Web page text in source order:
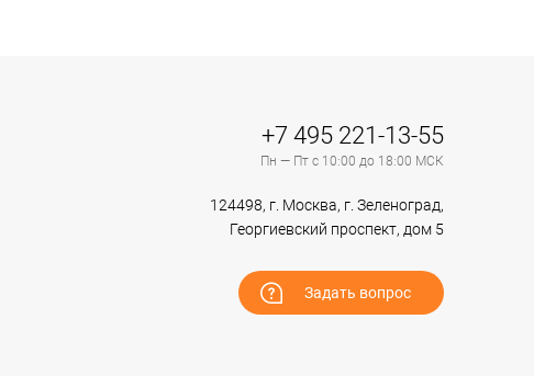
+7 495 221-13-55
Пн — Пт с 10:00 до 18:00 МСК
124498, г. Москва, г. Зеленоград,
Георгиевский проспект, дом 5
Задать вопрос